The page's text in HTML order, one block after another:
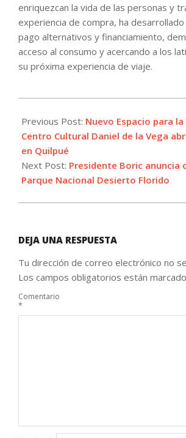
enriquezcan la vida de las personas y
experiencia de compra, ha
pago alternativos y financiamiento,
acceso al consumo y acercando a los
su próxima experiencia de viaje.
10-
03
Previous Post: Nuevo Espacio para
Centro Cultural Daniel de la Vega
en Quilpué
Next Post: Presidente Boric anuncia
Parque Nacional Desierto Florido
DEJA UNA RESPUESTA
Tu dirección de correo electrónico no
Los campos obligatorios están
Comentario
*